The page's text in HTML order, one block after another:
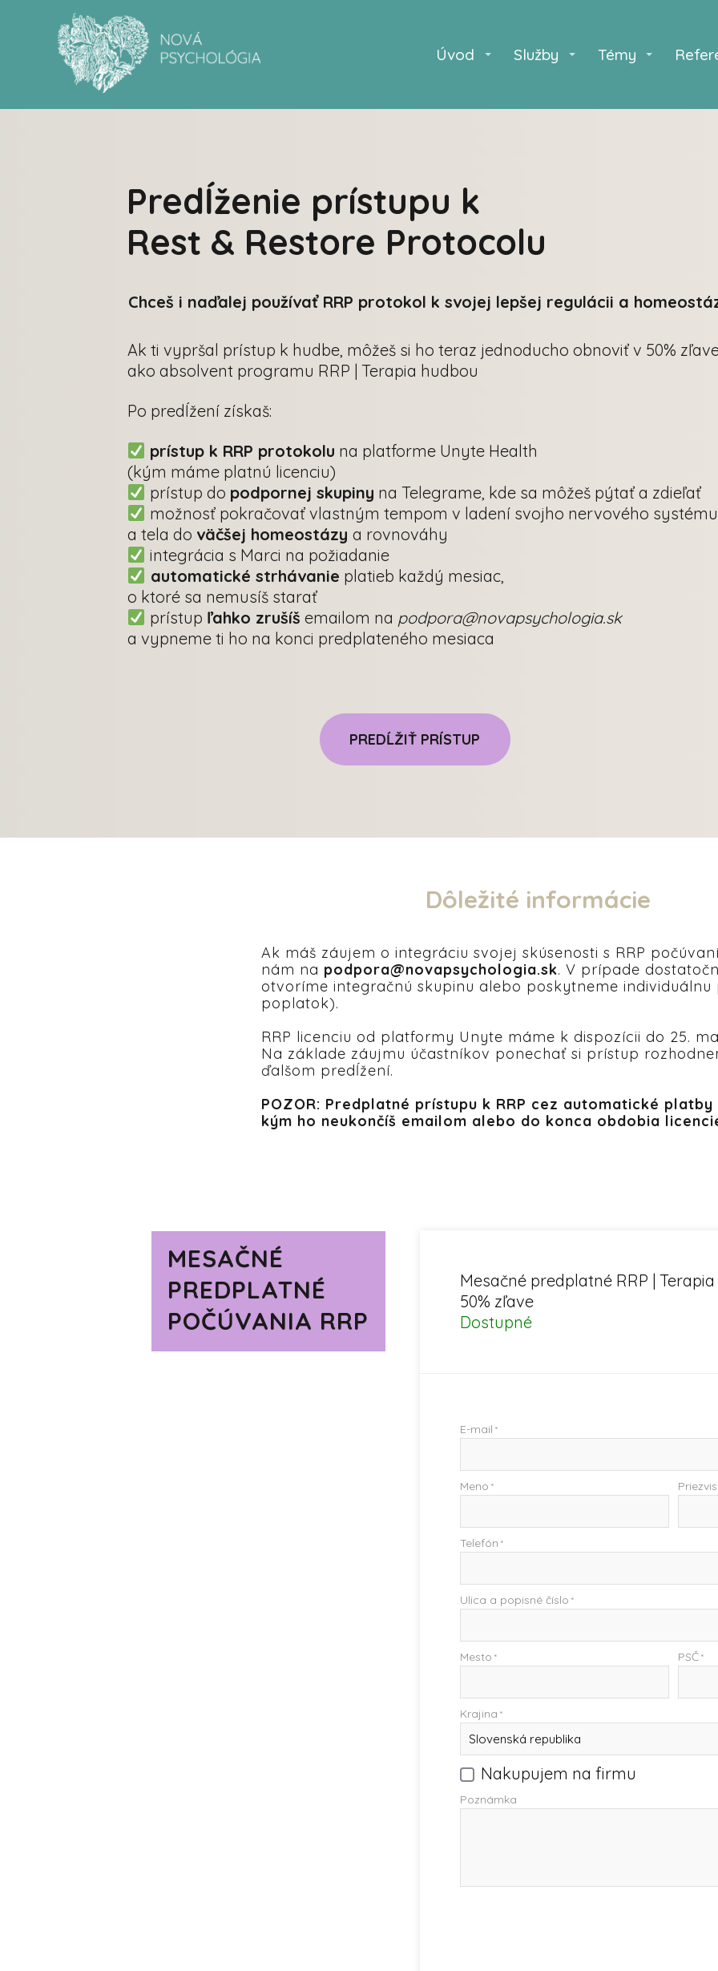
Úvod Služby Témy
Predĺženie prístupu k
Rest & Restore Protocolu
Chceš i naďalej používať RRP protokol k svojej lepšej regulácii a
Ak ti vypršal prístup k hudbe, môžeš si ho teraz jednoducho obnoviť v 50%
ako absolvent programu RRP | Terapia hudbou
Po predĺžení získaš:
prístup k RRP protokolu na platforme Unyte Health
(kým máme platnú licenciu)
prístup do podpornej skupiny na Telegrame, kde sa môžeš pýtať a zdieľať
možnosť pokračovať vlastným tempom v ladení svojho nervového systému
a tela do väčšej homeostázy a rovnováhy
integrácia s Marci na požiadanie
automatické strhávanie platieb každý mesiac,
o ktoré sa nemusíš starať
prístup ľahko zrušíš emailom na podpora@novapsychologia.sk
a vypneme ti ho na konci predplateného mesiaca
PREDĹŽIŤ PRÍSTUP
Dôležité informácie
Ak máš záujem o integráciu svojej skúsenosti s RRP
nám na podpora@novapsychologia.sk. V prípade
otvoríme integračnú skupinu alebo poskytneme
poplatok).
RRP licenciu od platformy Unyte máme k dispozícii do 25.
Na základe záujmu účastníkov ponechať si prístup
ďalšom predĺžení.
POZOR: Predplatné prístupu k RRP cez automatické
kým ho neukončíš emailom alebo do konca obdobia
MESAČNÉ
PREDPLATNÉ
POČÚVANIA RRP
Mesačné predplatné RRP |
50% zľave
Dostupné
E-mail *
Meno *
Telefón *
Ulica a popisné číslo *
Mesto * PSČ *
Krajina *
Nakupujem na firmu
Poznámka